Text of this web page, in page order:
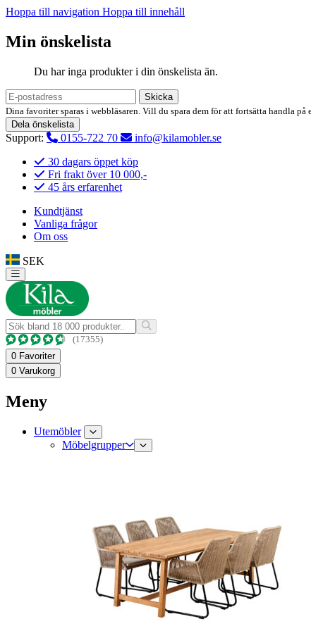
Hoppa till navigation Hoppa till innehåll
Min önskelista
Du har inga produkter i din önskelista än.
Skicka
Dina favoriter sparas i webbläsaren. Vill du spara dem för att fortsätta handla
Dela önskelista
Support: 0155-722 70
info@kilamobler.se
30 dagars öppet köp
Fri frakt över 10 000,-
45 års erfarenhet
Kundtjänst
Vanliga frågor
Om oss
SEK
(17355)
0 Favoriter
0 Varukorg
Meny
Utemöbler
Möbelgrupper